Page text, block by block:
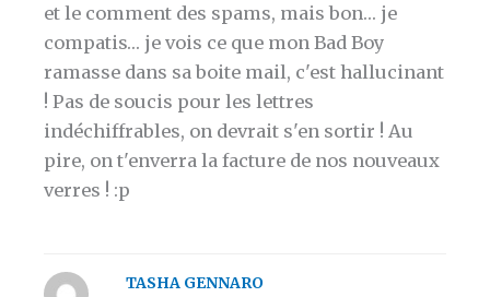
et le comment des spams, mais bon… je
compatis… je vois ce que mon Bad Boy
ramasse dans sa boite mail, c'est hallucinant
! Pas de soucis pour les lettres
indéchiffrables, on devrait s'en sortir ! Au
pire, on t'enverra la facture de nos nouveaux
verres ! :p
TASHA GENNARO